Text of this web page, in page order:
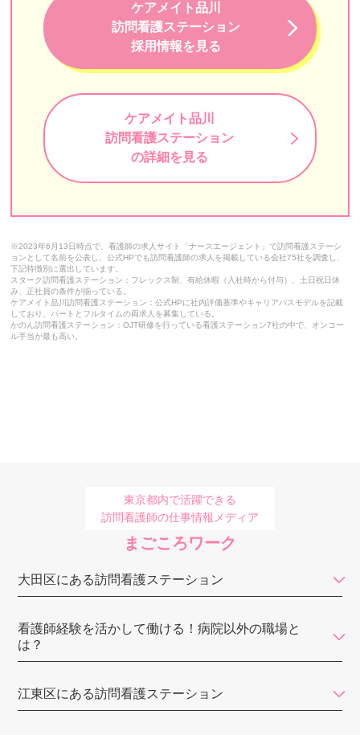
けせら
九段訪問看護ステーション
K港ステーション
訪問看護ステーションリンク
訪問看護ステーションSUN
Bestreha（ベストリハ）
梅の園訪問看護ステーション
よぞら訪問看護ステーション
えいる訪問看護ステーション
プレモ訪問看護リハビリステーション
ワンダフルサポート訪問看護ステーション
フレアス訪問看護ステーション
なごみ訪問看護ステーション
コモド訪問看護ステーション
ケアメイト品川
訪問看護ステーション
採用情報を見る
ケアメイト品川
訪問看護ステーション
の詳細を見る
※2023年6月13日時点で、看護師の求人サイト「ナースエージェント」で訪問看護ステーシ
ョンとして名前を公表し、公式HPでも訪問看護師の求人を掲載している会社75社を調査し、
下記特徴別に選出しています。
スターク訪問看護ステーション：フレックス制、有給休暇（入社時から付与）、土日祝日休
み、正社員の条件が揃っている。
ケアメイト品川訪問看護ステーション：公式HPに社内評価基準やキャリアパスモデルを記載
しており、パートとフルタイムの両求人を募集している。
かのん訪問看護ステーション：OJT研修を行っている看護ステーション7社の中で、オンコー
ル手当が最も高い。
東京都内で活躍できる
訪問看護師の仕事情報メディア
まごころワーク
大田区にある訪問看護ステーション
看護師経験を活かして働ける！病院以外の職場と
は？
江東区にある訪問看護ステーション